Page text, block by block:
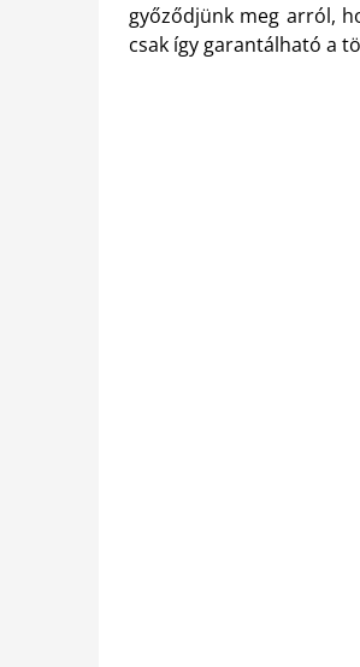
győződjünk meg arról,
csak így garantálható a